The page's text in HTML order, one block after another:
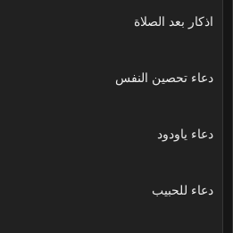
اذكار بعد الصلاة
دعاء تحصين النفس
دعاء ياودود
دعاء للحبيب